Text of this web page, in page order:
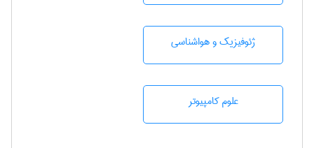
ژئوفيزيك و هواشناسی
علوم کامپیوتر